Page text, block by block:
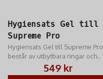
Hygiensats Gel till
Supreme Pro
Hygiensats Gel till Supreme Pro
består av utbytbara ringar och
inlägg som passar alla Supreme
Pro och Pro X modeller samt
549 kr